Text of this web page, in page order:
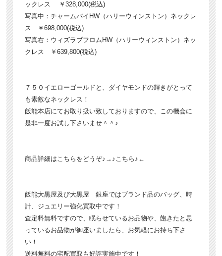
ックレス ￥328,000(税込)
写真中：チャームバイHW（ハリーウィンストン）ネックレ
ス ￥698,000(税込)
写真右：ウィズラブフロムHW（ハリーウィンストン）ネッ
クレス ￥639,800(税込)
７５０イエローゴールドと、ダイヤモンドの輝きがとって
も素敵なネックレス！
飯能本店にてお取り扱い致しておりますので、この機会に
是非一度お試し下さいませ＾＾♪
商品詳細はこちらをどうぞ♪→ ♪こちら♪ ←
飯能大黒屋及び大黒屋 銀座ではブランド品のバッグ、時
計、ジュエリー強化買取中です！
査定料無料ですので、眠らせているお品物や、飽きたと思
っているお品物が御座いましたら、お気軽にお持ち下さ
い！
送料無料の宅配買取も好評実施中です！